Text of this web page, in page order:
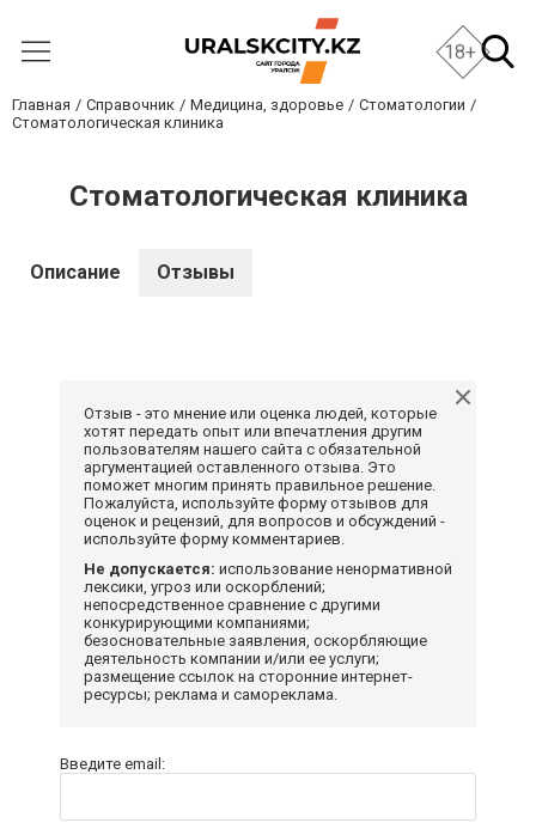
18+
Главная Справочник Медицина, здоровье
Стоматологии
Стоматологическая клиника
Стоматологическая клиника
Описание Отзывы
Отзыв - это мнение или оценка людей, которые
хотят передать опыт или впечатления другим
пользователям нашего сайта с обязательной
аргументацией оставленного отзыва. Это
поможет многим принять правильное решение.
Пожалуйста, используйте форму отзывов для
оценок и рецензий, для вопросов и обсуждений -
используйте форму комментариев.
Не допускается: использование ненормативной
лексики, угроз или оскорблений;
непосредственное сравнение с другими
конкурирующими компаниями;
безосновательные заявления, оскорбляющие
деятельность компании и/или ее услуги;
размещение ссылок на сторонние интернет-
ресурсы; реклама и самореклама.
Введите email: